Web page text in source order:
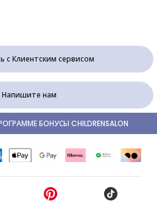
с Клиентским сервисом
Напишите нам
БОНУСЫ CHILDRENSALON